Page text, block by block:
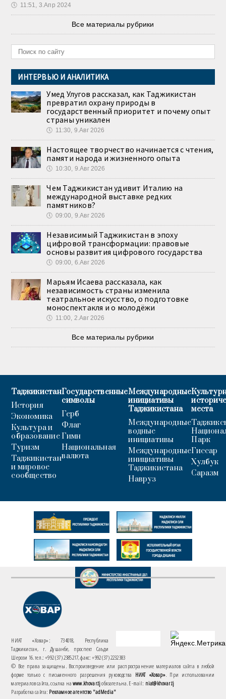
🕔 11:51, 3.Апр 2024
Все материалы рубрики
ИНТЕРВЬЮ И АНАЛИТИКА
Умед Улугов рассказал, как Таджикистан
превратил охрану природы в
государственный приоритет и почему опыт
страны уникален
🕔 11:30, 9.Авг 2026
Настоящее творчество начинается с чтения,
памяти народа и жизненного опыта
🕔 10:30, 9.Авг 2026
Чем Таджикистан удивит Италию на
международной выставке редких
памятников?
🕔 09:00, 9.Авг 2026
Независимый Таджикистан в эпоху
цифровой трансформации: правовые
основы развития цифрового государства
🕔 09:00, 6.Авг 2026
Марьям Исаева рассказала, как
независимость страны изменила
театральное искусство, о подготовке
моноспектакля и о молодёжи
🕔 11:00, 2.Авг 2026
Все материалы рубрики
Таджикистан
История
Экономика
Культура и
образование
Туризм
Таджикистан
и мировое
сообщество
Государственные
символы
Герб
Флаг
Гимн
Национальная
валюта
Международные
инициативы
Таджикистана
Международные
водные
инициативы
Международные
инициативы
Таджикистана
Навруз
места
Парк
Гиссар
Хулбук
Саразм
НИАТ «Ховар»: 734018, Республика
Таджикистан, г. Душанбе, проспект Саъди
Шерози 16. тел.: +992 (37) 2385217, факс: +992 (37) 2232383
© Все права защищены. Воспроизведение или распространение материалов сайта в любой
форме только с письменного разрешения руководства НИАТ «Ховар». При использовании
материалов сайта, ссылка наwww.khovar.tjобязательна. E-mail: niat@khovar.tj
Разработка сайта: Рекламное агентство "adMedia"